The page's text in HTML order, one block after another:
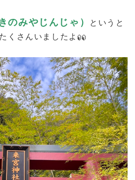
のみやじんじゃ）
というと
くさんいましたよ